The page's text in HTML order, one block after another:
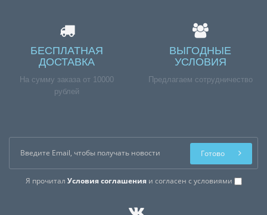
БЕСПЛАТНАЯ
ДОСТАВКА
На сумму заказа от 10000
рублей
ВЫГОДНЫЕ
УСЛОВИЯ
Предлагаем сотрудничество
Я прочитал Условия соглашенияи согласен с условиями
Готово